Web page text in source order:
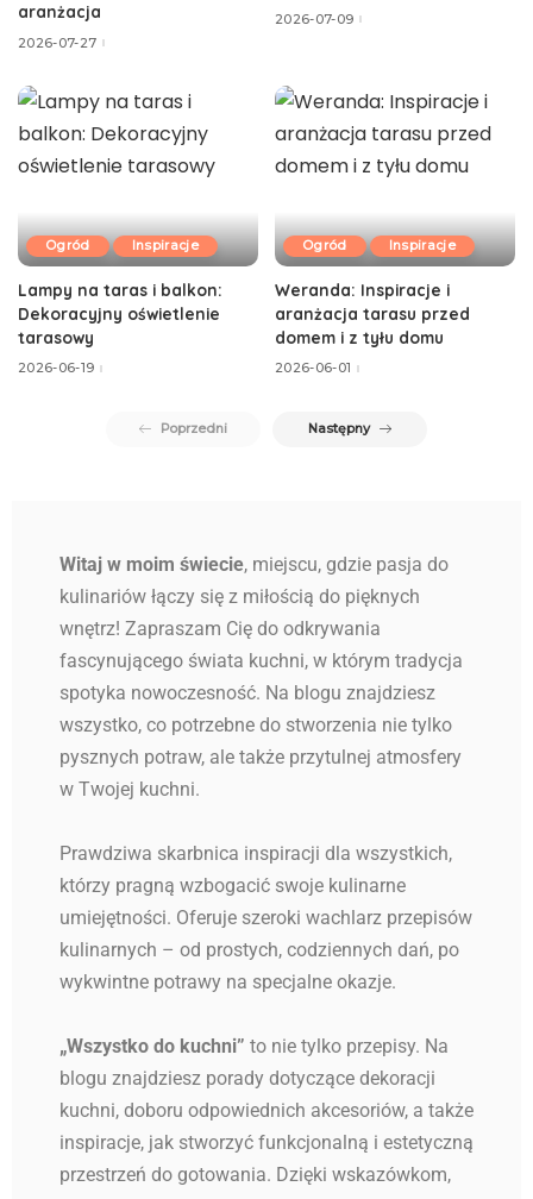
aranżacja
2026-07-27
2026-07-09
Ogród Inspiracje
Lampy na taras i balkon:
Dekoracyjny oświetlenie
tarasowy
2026-06-19
Ogród Inspiracje
Weranda: Inspiracje i
aranżacja tarasu przed
domem i z tyłu domu
2026-06-01
Poprzedni Następny
Witaj w moim świecie, miejscu, gdzie pasja do
kulinariów łączy się z miłością do pięknych
wnętrz! Zapraszam Cię do odkrywania
fascynującego świata kuchni, w którym tradycja
spotyka nowoczesność. Na blogu znajdziesz
wszystko, co potrzebne do stworzenia nie tylko
pysznych potraw, ale także przytulnej atmosfery
w Twojej kuchni.
Prawdziwa skarbnica inspiracji dla wszystkich,
którzy pragną wzbogacić swoje kulinarne
umiejętności. Oferuje szeroki wachlarz przepisów
kulinarnych – od prostych, codziennych dań, po
wykwintne potrawy na specjalne okazje.
„Wszystko do kuchni” to nie tylko przepisy. Na
blogu znajdziesz porady dotyczące dekoracji
kuchni, doboru odpowiednich akcesoriów, a także
inspiracje, jak stworzyć funkcjonalną i estetyczną
przestrzeń do gotowania. Dzięki wskazówkom,